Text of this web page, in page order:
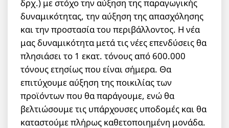
δρχ.) με στόχο την αύξηση της παραγωγικής
δυναμικότητας, την αύξηση της απασχόλησης
και την προστασία του περιβάλλοντος. Η νέα
μας δυναμικότητα μετά τις νέες επενδύσεις θα
πλησιάσει το 1 εκατ. τόνους από 600.000
τόνους ετησίως που είναι σήμερα. Θα
επιτύχουμε αύξηση της ποικιλίας των
προϊόντων που θα παράγουμε, ενώ θα
βελτιώσουμε τις υπάρχουσες υποδομές και θα
καταστούμε πλήρως καθετοποιημένη μονάδα.